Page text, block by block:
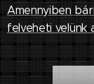
Amennyiben
felveheti velünk